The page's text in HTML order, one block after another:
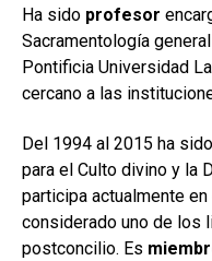
Ha sido profesor
Sacramentología
Pontificia Universidad
cercano a las
Del 1994 al 2015 ha sido
para el Culto divino y la
participa actualmente
considerado uno de los
postconcilio. Es